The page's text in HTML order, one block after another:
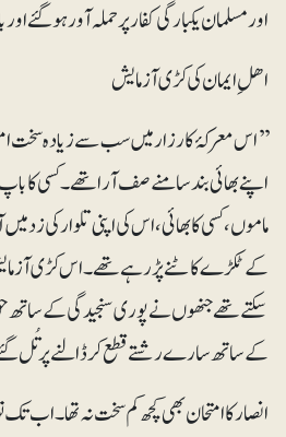
اور مسلمان یکبارگی کفار پر حملہ آور ہوگئے
اھلِ ایمان کی کڑی آزمایش
’’اس معرکۂ کارزار میں سب سے زیادہ سخت
اپنے بھائی بند سامنے صف آرا تھے۔ کسی کا باپ،
ماموں، کسی کا بھائی، اس کی اپنی تلوار کی زد میں
کے ٹکڑے کاٹنے پڑ رہے تھے۔ اس کڑی
سکتے تھے جنھوں نے پوری سنجیدگی کے ساتھ
کے ساتھ سارے رشتے قطع کر ڈالنے پر تُل
انصار کا امتحان بھی کچھ کم سخت نہ تھا۔